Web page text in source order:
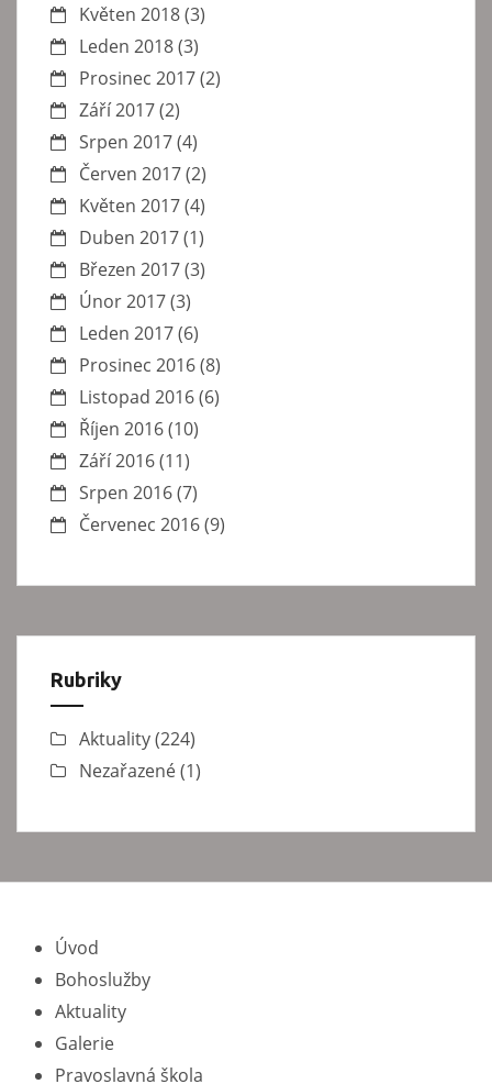
Květen 2018(3)
Leden 2018(3)
Prosinec 2017(2)
Září 2017(2)
Srpen 2017(4)
Červen 2017(2)
Květen 2017(4)
Duben 2017(1)
Březen 2017(3)
Únor 2017(3)
Leden 2017(6)
Prosinec 2016(8)
Listopad 2016(6)
Říjen 2016(10)
Září 2016(11)
Srpen 2016(7)
Červenec 2016(9)
Rubriky
Aktuality(224)
Nezařazené(1)
Úvod
Bohoslužby
Aktuality
Galerie
Pravoslavná škola